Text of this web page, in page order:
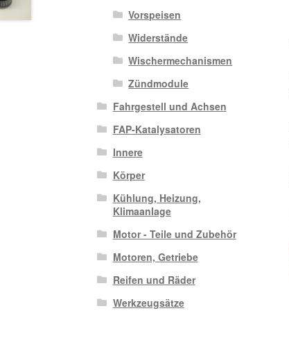
Vorspeisen
Widerstände
Wischermechanismen
Zündmodule
Fahrgestell und Achsen
FAP-Katalysatoren
Innere
Körper
Kühlung, Heizung,
Klimaanlage
Motor - Teile und Zubehör
Motoren, Getriebe
Reifen und Räder
Werkzeugsätze